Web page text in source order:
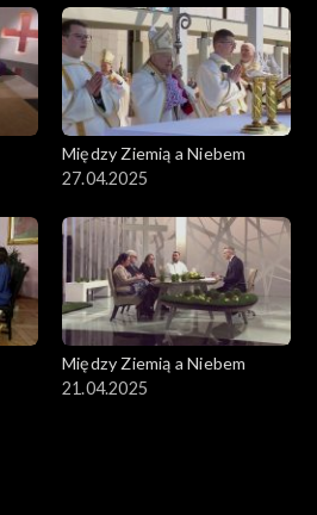
Między Ziemią a Niebem
27.04.2025
Między Ziemią a Niebem
21.04.2025